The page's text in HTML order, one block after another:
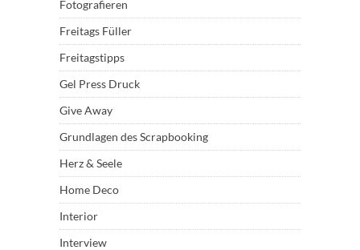
Fotografieren
Freitags Füller
Freitagstipps
Gel Press Druck
Give Away
Grundlagen des Scrapbooking
Herz & Seele
Home Deco
Interior
Interview